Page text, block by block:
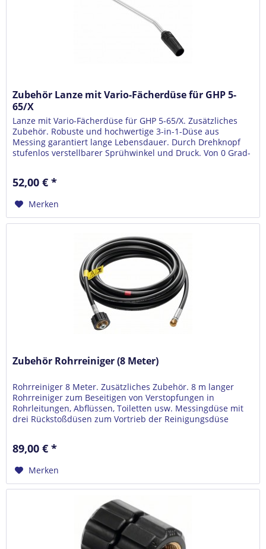
Zubehör Lanze mit Vario-Fächerdüse für GHP 5-
65/X
Lanze mit Vario-Fächerdüse für GHP 5-65/X. Zusätzliches
Zubehör. Robuste und hochwertige 3-in-1-Düse aus
Messing garantiert lange Lebensdauer. Durch Drehknopf
stufenlos verstellbarer Sprühwinkel und Druck. Von 0 Grad-
52,00 € *
Merken
Zubehör Rohrreiniger (8 Meter)
Rohrreiniger 8 Meter. Zusätzliches Zubehör. 8 m langer
Rohrreiniger zum Beseitigen von Verstopfungen in
Rohrleitungen, Abflüssen, Toiletten usw. Messingdüse mit
drei Rückstoßdüsen zum Vortrieb der Reinigungsdüse
89,00 € *
Merken